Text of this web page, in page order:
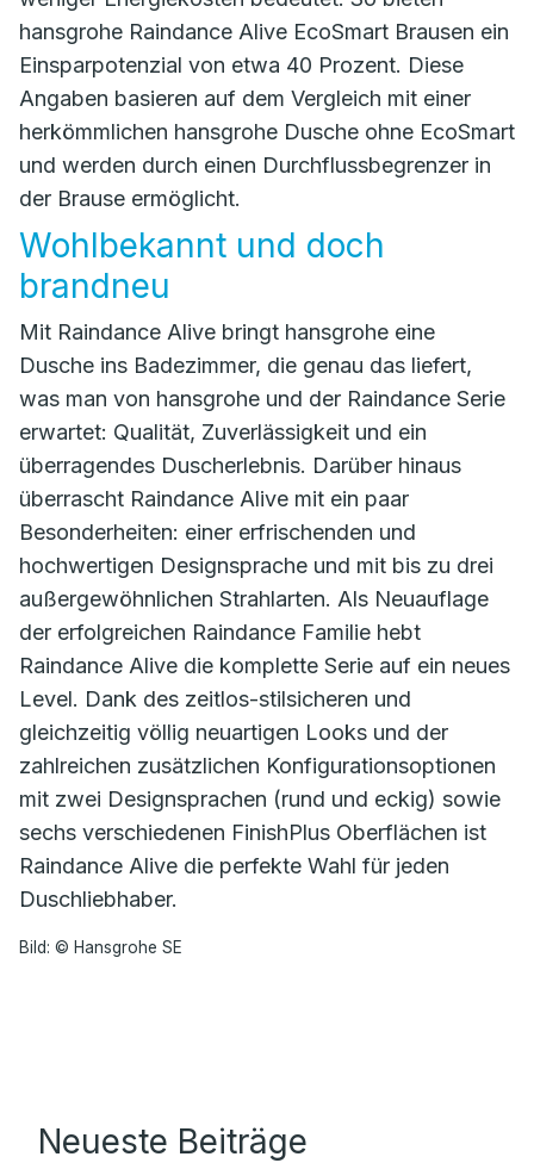
hansgrohe Raindance Alive EcoSmart Brausen ein
Einsparpotenzial von etwa 40 Prozent. Diese
Angaben basieren auf dem Vergleich mit einer
herkömmlichen hansgrohe Dusche ohne EcoSmart
und werden durch einen Durchflussbegrenzer in
der Brause ermöglicht.
Wohlbekannt und doch
brandneu
Mit Raindance Alive bringt hansgrohe eine
Dusche ins Badezimmer, die genau das liefert,
was man von hansgrohe und der Raindance Serie
erwartet: Qualität, Zuverlässigkeit und ein
überragendes Duscherlebnis. Darüber hinaus
überrascht Raindance Alive mit ein paar
Besonderheiten: einer erfrischenden und
hochwertigen Designsprache und mit bis zu drei
außergewöhnlichen Strahlarten. Als Neuauflage
der erfolgreichen Raindance Familie hebt
Raindance Alive die komplette Serie auf ein neues
Level. Dank des zeitlos-stilsicheren und
gleichzeitig völlig neuartigen Looks und der
zahlreichen zusätzlichen Konfigurationsoptionen
mit zwei Designsprachen (rund und eckig) sowie
sechs verschiedenen FinishPlus Oberflächen ist
Raindance Alive die perfekte Wahl für jeden
Duschliebhaber.
Bild: © Hansgrohe SE
Neueste Beiträge